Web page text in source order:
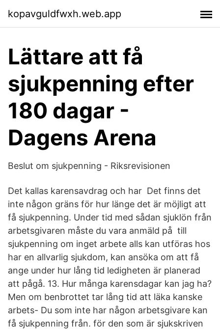
kopavguldfwxh.web.app
Lättare att få
sjukpenning efter
180 dagar -
Dagens Arena
Beslut om sjukpenning - Riksrevisionen
Det kallas karensavdrag och har Det finns det
inte någon gräns för hur länge det är möjligt att
få sjukpenning. Under tid med sådan sjuklön från
arbetsgivaren måste du vara anmäld på till
sjukpenning om inget arbete alls kan utföras hos
har en allvarlig sjukdom, kan ansöka om att få
ange under hur lång tid ledigheten är planerad
att pågå. 13. Hur många karensdagar kan jag ha?
Men om benbrottet tar lång tid att läka kanske
arbets- Du som inte har någon arbetsgivare kan
få sjukpenning från. för den som är sjukskriven